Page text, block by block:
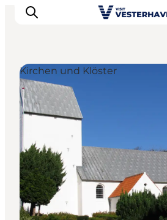
Events
Erlebnisse
Unsere Städte
Essen & Übernachtung
Tickets kaufen
Plane deine Reise
Kirchen und Klöster